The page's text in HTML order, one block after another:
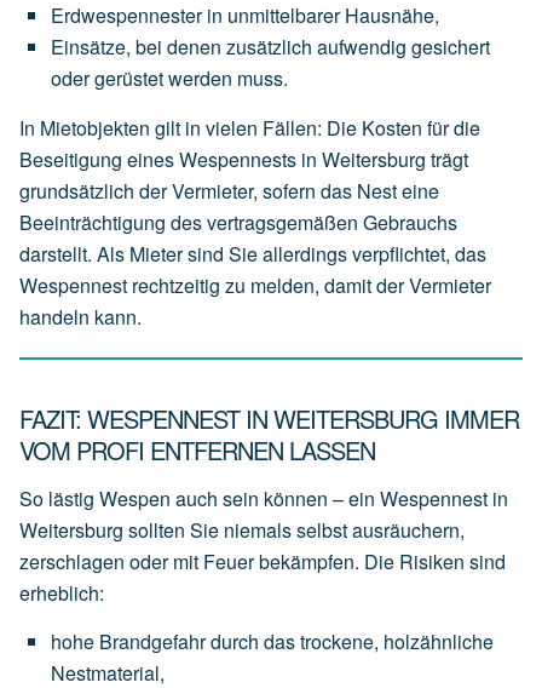
Erdwespennester in unmittelbarer Hausnähe,
Einsätze, bei denen zusätzlich aufwendig gesichert
odergerüstetwerden muss.
In Mietobjekten gilt in vielen Fällen: Die Kosten für die
Beseitigung eines Wespennests in Weitersburg trägt
grundsätzlich derVermieter, sofern das Nest eine
Beeinträchtigung des vertragsgemäßen Gebrauchs
darstellt. Als Mieter sind Sie allerdings verpflichtet, das
Wespennest rechtzeitig zu melden, damit der Vermieter
handeln kann.
FAZIT: WESPENNEST IN WEITERSBURG IMMER
VOM PROFI ENTFERNEN LASSEN
So lästig Wespen auch sein können – ein Wespennest in
Weitersburg sollten Sie niemals selbst ausräuchern,
zerschlagen oder mit Feuer bekämpfen. Die Risiken sind
erheblich:
hohe Brandgefahrdurch dastrockene, holzähnliche
Nestmaterial,